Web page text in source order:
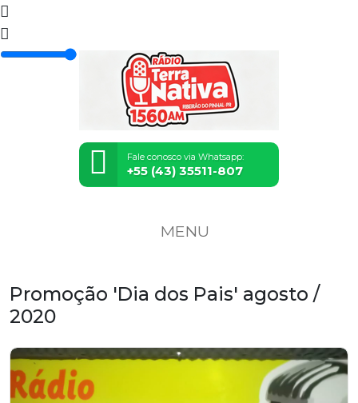
Fale conosco via Whatsapp:
+55 (43) 35511-807
MENU
Promoção 'Dia dos Pais' agosto /
2020